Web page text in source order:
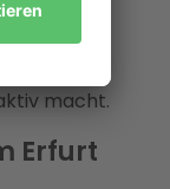
Der
die
macht.
Erfurt